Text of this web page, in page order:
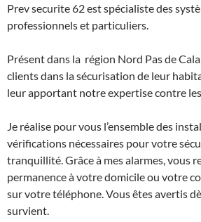
Prev securite 62 est spécialiste des
professionnels et particuliers.
Présent dans la région Nord Pas de
clients dans la sécurisation de leur
leur apportant notre expertise contre
Je réalise pour vous l’ensemble des
vérifications nécessaires pour votre
tranquillité. Grâce à mes alarmes, vous
permanence à votre domicile ou votre
sur votre téléphone. Vous êtes avertis
survient.